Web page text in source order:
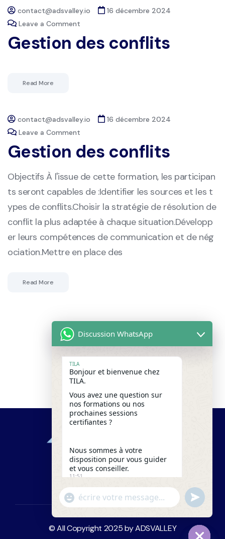
contact@adsvalley.io
16 décembre 2024
Leave a Comment
Gestion des conflits
Read More
contact@adsvalley.io
16 décembre 2024
Leave a Comment
Gestion des conflits
Objectifs À l'issue de cette formation, les participan
ts seront capables de :Identifier les sources et les t
ypes de conflits.Choisir la stratégie de résolution de
conflit la plus adaptée à chaque situation.Développ
er leurs compétences de communication et de nég
ociation.Mettre en place des
Read More
© All Copyright 2025 byADSVALLEY
Discussion WhatsApp
TILA
Bonjour et bienvenue chez
TILA.
Vous avez une question sur
nos formations ou nos
prochaines sessions
certifiantes ?
Nous sommes à votre
disposition pour vous guider
et vous conseiller.
11:51
"+chaty_settings.lang.emoji_picker+"
WhatsApp
Message